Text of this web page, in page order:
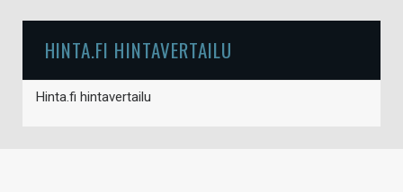
HINTA.FI HINTAVERTAILU
Hinta.fi hintavertailu